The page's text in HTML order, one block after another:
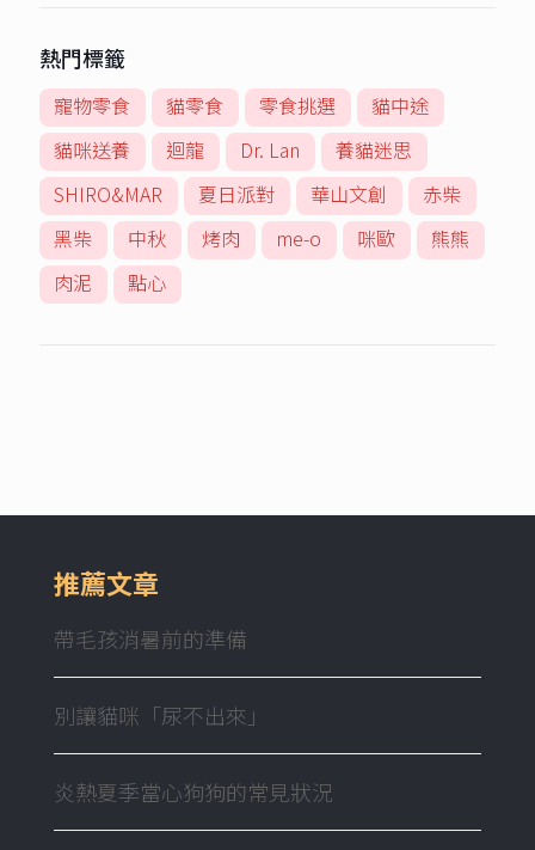
熱門標籤
寵物零食 貓零食 零食挑選
貓中途
貓咪送養
迴龍 Dr. Lan
養貓迷思
SHIRO&MAR
夏日派對 華山文創
赤柴
黑柴
中秋 烤肉 me-o 咪歐
熊熊
肉泥
點心
推薦文章
帶毛孩消暑前的準備
別讓貓咪「尿不出來」
炎熱夏季當心狗狗的常見狀況